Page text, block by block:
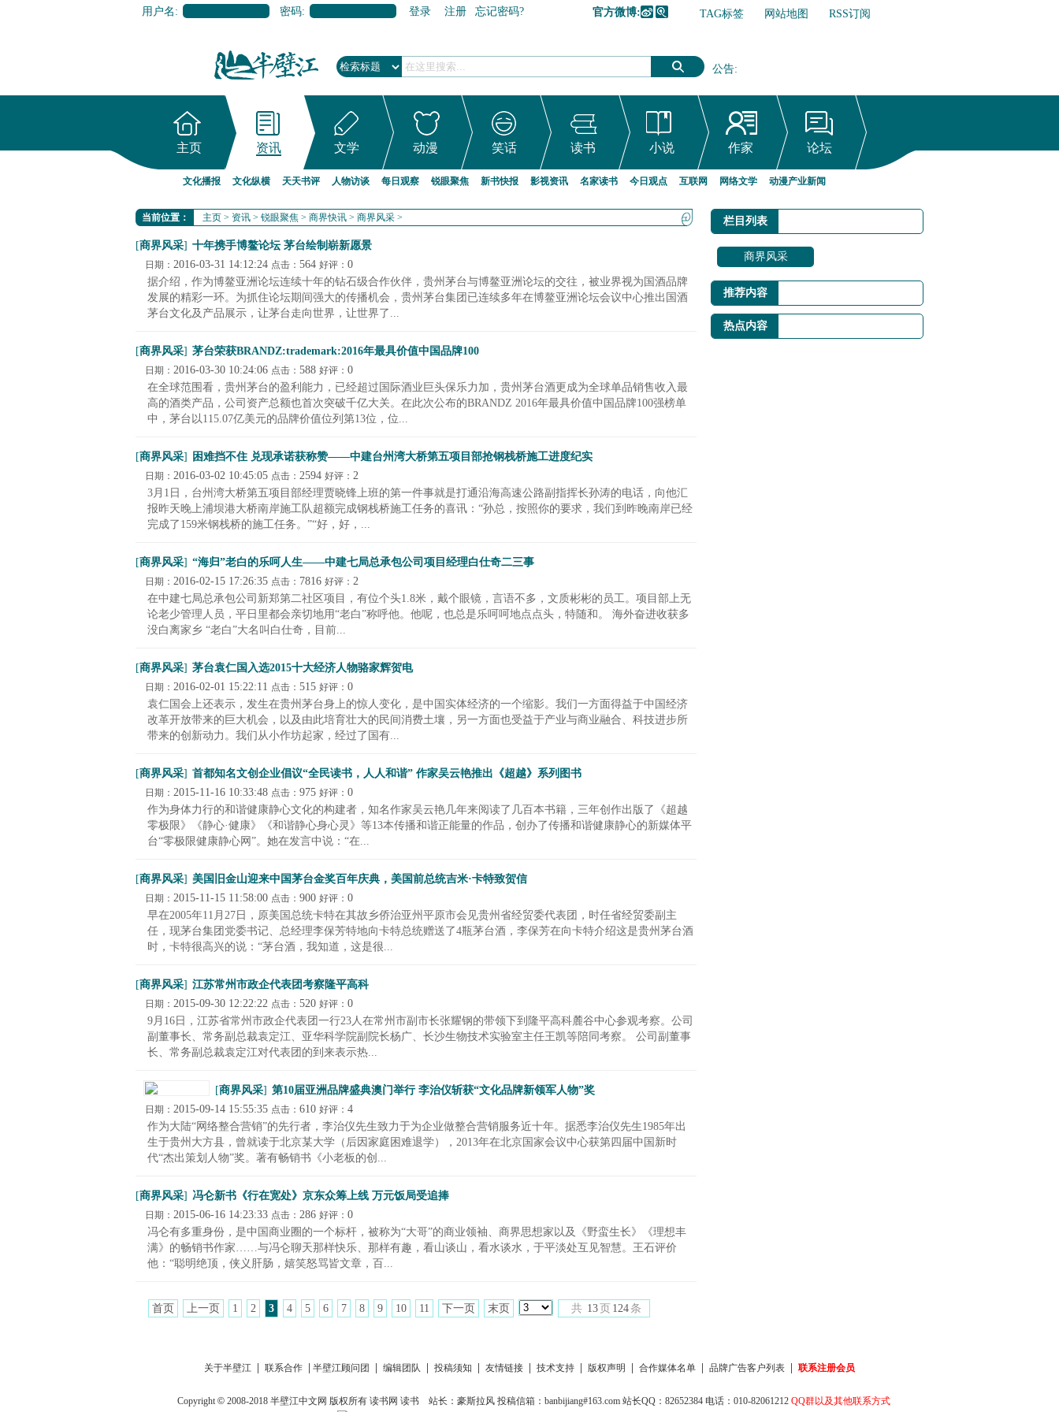
用户名: 密码: 登录 注册 忘记密码? 官方微博: TAG标签 网站地图
RSS订阅
公告:
网络文学行业自律倡议书
主页 资讯 文学 动漫 笑话 读书 小说 作家 论坛
文化播报 文化纵横 天天书评 人物访谈 每日观察 锐眼聚焦 新书快报 影视资讯 名家读书 今日观点 互联网 网络文学 动漫产业新闻
当前位置： 主页 > 资讯 > 锐眼聚焦 > 商界快讯 > 商界风采 >
[商界风采] 十年携手博鳌论坛 茅台绘制崭新愿景
日期： 2016-03-31 14:12:24 点击： 564 好评： 0
据介绍，作为博鳌亚洲论坛连续十年的钻石级合作伙伴，贵州茅台与博鳌亚洲论坛的交往，被业界视为国酒品牌
发展的精彩一环。为抓住论坛期间强大的传播机会，贵州茅台集团已连续多年在博鳌亚洲论坛会议中心推出国酒
茅台文化及产品展示，让茅台走向世界，让世界了...
[商界风采] 茅台荣获BRANDZ:trademark:2016年最具价值中国品牌100
日期： 2016-03-30 10:24:06 点击： 588 好评： 0
在全球范围看，贵州茅台的盈利能力，已经超过国际酒业巨头保乐力加，贵州茅台酒更成为全球单品销售收入最
高的酒类产品，公司资产总额也首次突破千亿大关。在此次公布的BRANDZ 2016年最具价值中国品牌100强榜单
中，茅台以115.07亿美元的品牌价值位列第13位，位...
[商界风采] 困难挡不住 兑现承诺获称赞——中建台州湾大桥第五项目部抢钢栈桥施工进度纪实
日期： 2016-03-02 10:45:05 点击： 2594 好评： 2
3月1日，台州湾大桥第五项目部经理贾晓锋上班的第一件事就是打通沿海高速公路副指挥长孙涛的电话，向他汇
报昨天晚上浦坝港大桥南岸施工队超额完成钢栈桥施工任务的喜讯：“孙总，按照你的要求，我们到昨晚南岸已经
完成了159米钢栈桥的施工任务。”“好，好，...
[商界风采] “海归”老白的乐呵人生——中建七局总承包公司项目经理白仕奇二三事
日期： 2016-02-15 17:26:35 点击： 7816 好评： 2
在中建七局总承包公司新郑第二社区项目，有位个头1.8米，戴个眼镜，言语不多，文质彬彬的员工。项目部上无
论老少管理人员，平日里都会亲切地用“老白”称呼他。他呢，也总是乐呵呵地点点头，特随和。 海外奋进收获多
没白离家乡 “老白”大名叫白仕奇，目前...
[商界风采] 茅台袁仁国入选2015十大经济人物骆家辉贺电
日期： 2016-02-01 15:22:11 点击： 515 好评： 0
袁仁国会上还表示，发生在贵州茅台身上的惊人变化，是中国实体经济的一个缩影。我们一方面得益于中国经济
改革开放带来的巨大机会，以及由此培育壮大的民间消费土壤，另一方面也受益于产业与商业融合、科技进步所
带来的创新动力。我们从小作坊起家，经过了国有...
[商界风采] 首都知名文创企业倡议“全民读书，人人和谐” 作家吴云艳推出《超越》系列图书
日期： 2015-11-16 10:33:48 点击： 975 好评： 0
作为身体力行的和谐健康静心文化的构建者，知名作家吴云艳几年来阅读了几百本书籍，三年创作出版了《超越
零极限》《静心·健康》《和谐静心身心灵》等13本传播和谐正能量的作品，创办了传播和谐健康静心的新媒体平
台“零极限健康静心网”。她在发言中说：“在...
[商界风采] 美国旧金山迎来中国茅台金奖百年庆典，美国前总统吉米·卡特致贺信
日期： 2015-11-15 11:58:00 点击： 900 好评： 0
早在2005年11月27日，原美国总统卡特在其故乡侨治亚州平原市会见贵州省经贸委代表团，时任省经贸委副主
任，现茅台集团党委书记、总经理李保芳特地向卡特总统赠送了4瓶茅台酒，李保芳在向卡特介绍这是贵州茅台酒
时，卡特很高兴的说：“茅台酒，我知道，这是很...
[商界风采] 江苏常州市政企代表团考察隆平高科
日期： 2015-09-30 12:22:22 点击： 520 好评： 0
9月16日，江苏省常州市政企代表团一行23人在常州市副市长张耀钢的带领下到隆平高科麓谷中心参观考察。公司
副董事长、常务副总裁袁定江、亚华科学院副院长杨广、长沙生物技术实验室主任王凯等陪同考察。 公司副董事
长、常务副总裁袁定江对代表团的到来表示热...
[商界风采] 第10届亚洲品牌盛典澳门举行 李治仪斩获“文化品牌新领军人物”奖
日期： 2015-09-14 15:55:35 点击： 610 好评： 4
作为大陆“网络整合营销”的先行者，李治仪先生致力于为企业做整合营销服务近十年。据悉李治仪先生1985年出
生于贵州大方县，曾就读于北京某大学（后因家庭困难退学），2013年在北京国家会议中心获第四届中国新时
代“杰出策划人物”奖。著有畅销书《小老板的创...
[商界风采] 冯仑新书《行在宽处》京东众筹上线 万元饭局受追捧
日期： 2015-06-16 14:23:33 点击： 286 好评： 0
冯仑有多重身份，是中国商业圈的一个标杆，被称为“大哥”的商业领袖、商界思想家以及《野蛮生长》《理想丰
满》的畅销书作家……与冯仑聊天那样快乐、那样有趣，看山谈山，看水谈水，于平淡处互见智慧。王石评价
他：“聪明绝顶，侠义肝肠，嬉笑怒骂皆文章，百...
首页 上一页 1 2 3 4 5 6 7 8 9 10 11 下一页 末页 共 13 页 124 条
栏目列表
商界风采
推荐内容
热点内容
关于半壁江 联系合作 半壁江顾问团 编辑团队 投稿须知 友情链接 技术支持 版权声明 合作媒体名单 品牌广告客户列表 联系注册会员
Copyright©2008-2018 半壁江中文网 版权所有 读书网 读书 站长：豪斯拉风 投稿信箱：banbijiang#163.com 站长QQ：82652384 电话：010-82061212 QQ群以及其他联系方式